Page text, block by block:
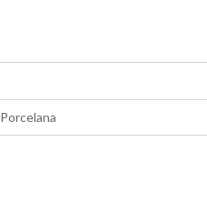
Porcelana